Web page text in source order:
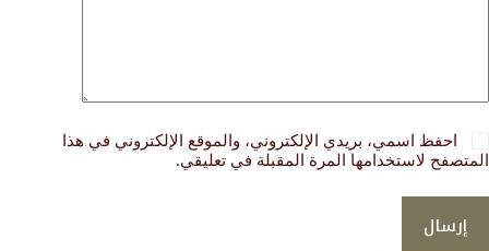
احفظ اسمي، بريدي الإلكتروني، والموقع الإلكتروني في هذا
المتصفح لاستخدامها المرة المقبلة في تعليقي.
إرسال